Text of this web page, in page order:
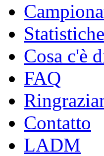
Statistiche
Cosa c'è
FAQ
Contatto
LADM